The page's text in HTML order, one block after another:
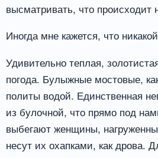
высматривать, что происходит
Иногда мне кажется, что
Удивительно теплая,
погода. Булыжные мостовые,
политы водой. Единственная
из булочной, что прямо под
выбегают женщины,
несут их охапками, как дрова.